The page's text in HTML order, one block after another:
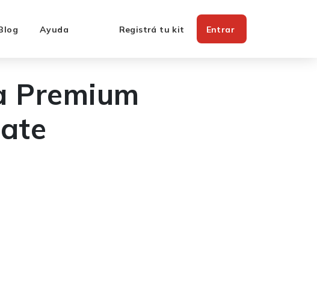
Ayuda Registrá tu kit Entrar
Premium